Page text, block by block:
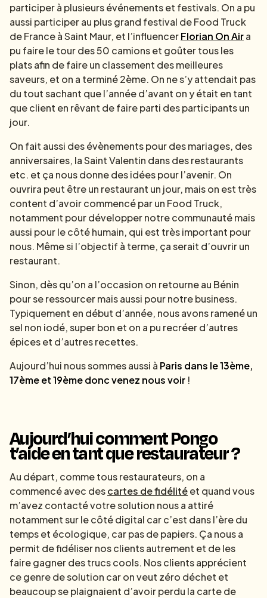
participer à plusieurs événements et festivals. On a pu
aussi participer au plus grand festival de Food Truck
de France à Saint Maur, et l’influencerFlorian On Aira
pu faire le tour des 50 camions et goûter tous les
plats afin de faire un classement des meilleures
saveurs, et on a terminé 2ème. On ne s’y attendait pas
du tout sachant que l’année d’avant on y était en tant
que client en rêvant de faire parti des participants un
jour.
On fait aussi des évènements pour des mariages, des
anniversaires, la Saint Valentin dans des restaurants
etc. et ça nous donne des idées pour l’avenir. On
ouvrira peut être un restaurant un jour, mais on est très
content d’avoir commencé par un Food Truck,
notamment pour développer notre communauté mais
aussi pour le côté humain, qui est très important pour
nous. Même si l’objectif à terme, ça serait d’ouvrir un
restaurant.
Sinon, dès qu’on a l’occasion on retourne au Bénin
pour se ressourcer mais aussi pour notre business.
Typiquement en début d’année, nous avons ramené un
sel non iodé, super bon et on a pu recréer d’autres
épices et d’autres recettes.
Aujourd’hui nous sommes aussi à Paris dans le 13ème,
17ème et 19ème donc venez nous voir !
Aujourd’hui comment Pongo
t’aide en tant que restaurateur ?
Au départ, comme tous restaurateurs, on a
commencé avec descartes de fidélitéet quand vous
m’avez contacté votre solution nous a attiré
notamment sur le côté digital car c’est dans l’ère du
temps et écologique, car pas de papiers. Ça nous a
permit de fidéliser nos clients autrement et de les
faire gagner des trucs cools. Nos clients apprécient
ce genre de solution car on veut zéro déchet et
beaucoup se plaignaient d’avoir perdu la carte de